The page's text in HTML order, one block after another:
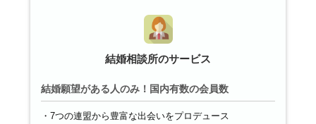
結婚相談所のサービス
結婚願望がある人のみ！国内有数の会員数
7つの連盟から豊富な出会いをプロデュース